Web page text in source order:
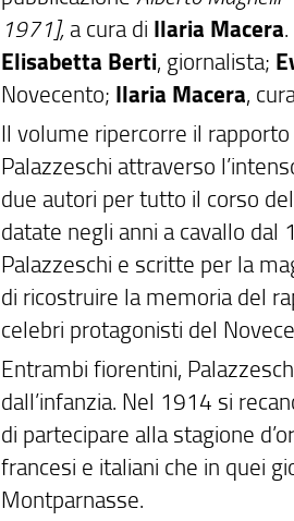
1971], a cura di Ilaria Macera
Elisabetta Berti, giornalista;
Novecento; Ilaria Macera,
Il volume ripercorre il
Palazzeschi attraverso
due autori per tutto il corso
datate negli anni a cavallo
Palazzeschi e scritte per la
di ricostruire la memoria del
celebri protagonisti del
Entrambi fiorentini,
dall’infanzia. Nel 1914 si
di partecipare alla stagione
francesi e italiani che in quei
Montparnasse.